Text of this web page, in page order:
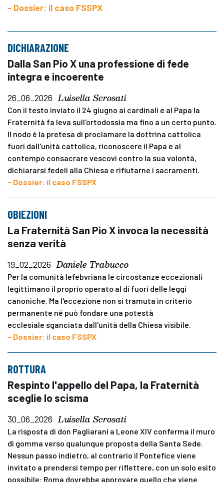
- Dossier: il caso FSSPX
DICHIARAZIONE
Dalla San Pio X una professione di fede
integra e incoerente
26_06_2026 Luisella Scrosati
Con il testo inviato il 24 giugno ai cardinali e al Papa la
Fraternità fa leva sull'ortodossia ma fino a un certo punto.
Il nodo è la pretesa di proclamare la dottrina cattolica
fuori dall'unità cattolica, riconoscere il Papa e al
contempo consacrare vescovi contro la sua volontà,
dichiararsi fedeli alla Chiesa e rifiutarne i sacramenti.
- Dossier: il caso FSSPX
OBIEZIONI
La Fraternità San Pio X invoca la necessità
senza verità
19_02_2026 Daniele Trabucco
Per la comunità lefebvriana le circostanze eccezionali
legittimano il proprio operato al di fuori delle leggi
canoniche. Ma l'eccezione non si tramuta in criterio
permanente né può fondare una potestà
ecclesiale sganciata dall'unità della Chiesa visibile.
- Dossier: il caso FSSPX
ROTTURA
Respinto l'appello del Papa, la Fraternità
sceglie lo scisma
30_06_2026 Luisella Scrosati
La risposta di don Pagliarani a Leone XIV conferma il muro
di gomma verso qualunque proposta della Santa Sede.
Nessun passo indietro, al contrario il Pontefice viene
invitato a prendersi tempo per riflettere, con un solo esito
possibile: Roma dovrebbe approvare quello che viene